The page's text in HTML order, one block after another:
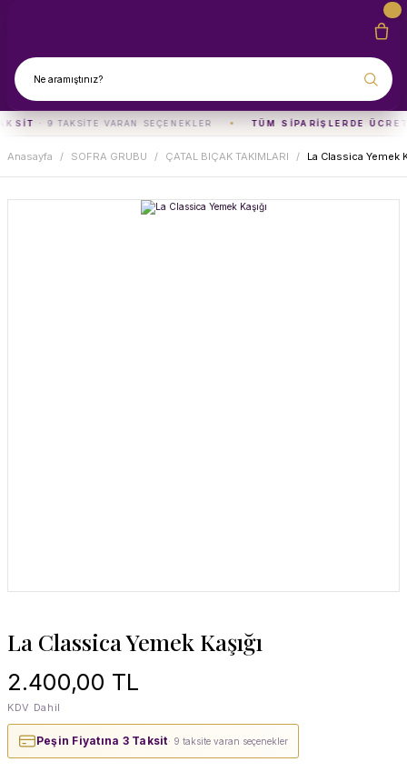
· 9 TAKSITE VARAN SEÇENEKLER TÜM SIPARIŞLERDE
Anasayfa SOFRA GRUBU ÇATAL BIÇAK TAKIMLARI La Classica Yemek
La Classica Yemek Kaşığı
2.400,00 TL
KDV Dahil
Peşin Fiyatına 3 Taksit· 9 taksite varan seçenekler